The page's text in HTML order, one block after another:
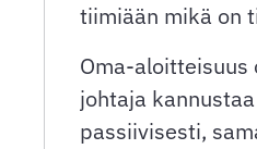
tiimiään mikä on
Oma-
johtaja
passiivisesti,